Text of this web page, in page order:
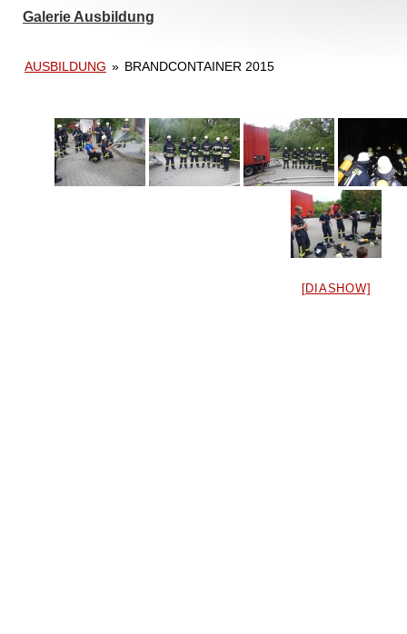
Galerie Ausbildung
AUSBILDUNG » BRANDCONTAINER 2015
[DIASHOW]